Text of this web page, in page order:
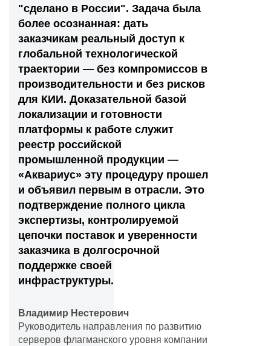
"сделано в России". Задача была
более осознанная: дать
заказчикам реальный доступ к
глобальной технологической
траектории — без компромиссов в
производительности и без рисков
для КИИ. Доказательной базой
локализации и готовности
платформы к работе служит
реестр российской
промышленной продукции —
«Аквариус» эту процедуру прошел
и объявил первым в отрасли. Это
подтверждение полного цикла
экспертизы, контролируемой
цепочки поставок и уверенности
заказчика в долгосрочной
поддержке своей
инфраструктуры.
Владимир Нестерович
Руководитель направления по развитию
серверов флагманского уровня компании